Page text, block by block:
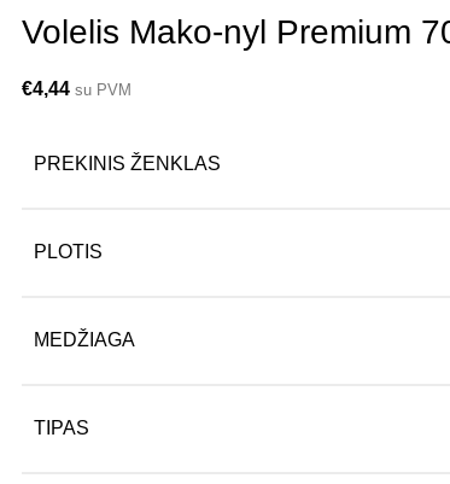
Volelis Mako-nyl Premium
€4,44 su PVM
PREKINIS ŽENKLAS
PLOTIS
MEDŽIAGA
TIPAS